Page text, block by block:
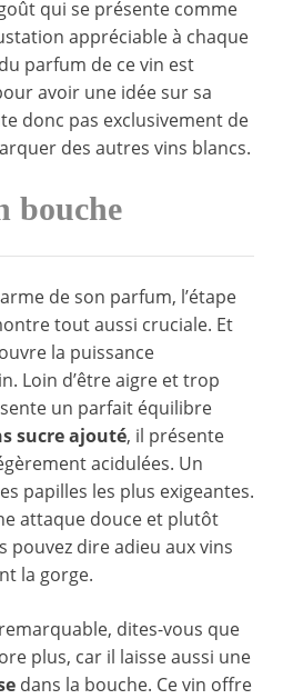
qui se présente comme
appréciable à chaque
parfum de ce vin est
avoir une idée sur sa
donc pas exclusivement de
des autres vins blancs.
bouche
de son parfum, l’étape
tout aussi cruciale. Et
la puissance
Loin d’être aigre et trop
un parfait équilibre
sucre ajouté, il présente
acidulées. Un
papilles les plus exigeantes.
attaque douce et plutôt
pouvez dire adieu aux vins
la gorge.
dites-vous que
plus, car il laisse aussi une
dans la bouche. Ce vin offre